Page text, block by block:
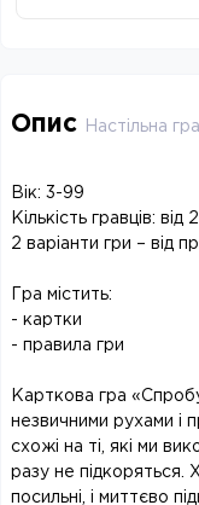
Опис Настільна
Вік: 3-99
Кількість гравців:
2 варіанти гри – від
Гра містить:
- картки
- правила гри
Карткова гра
незвичними рухами і
схожі на ті, які ми
разу не підкоряться.
посильні, і миттєво